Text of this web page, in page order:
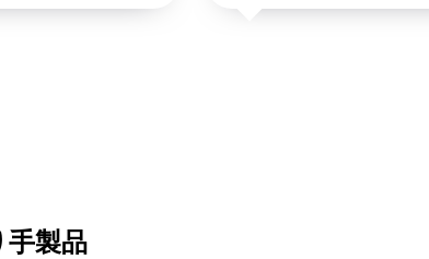
手製品